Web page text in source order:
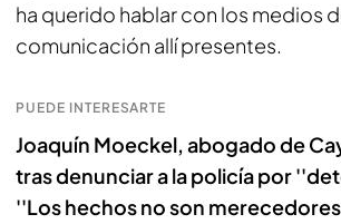
ha querido hablar con los medios
comunicación allí presentes.
PUEDE INTERESARTE
Joaquín Moeckel, abogado de
tras denunciar a la policía por
''Los hechos no son